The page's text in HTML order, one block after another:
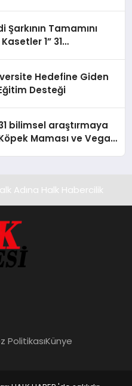
Şarkının Tamamını
1” 31
Hedefine Giden
Desteği
bilimsel araştırmaya
Maması ve Vegan
Adına Halk Habercilik
PolitikasıKünye